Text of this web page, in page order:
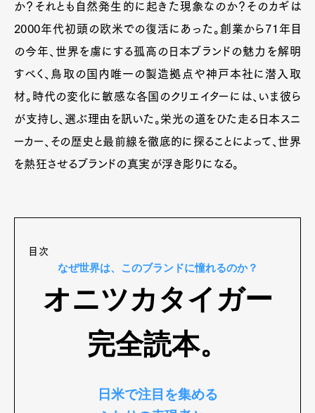
か？それとも自然発生的に起きた現象なのか？そのカギは
2000年代初頭の欧米での復活にあった。創業から71年目
の今年、世界を虜にする孤高の日本ブランドの魅力を解明
すべく、鳥取の国内唯一の製造拠点や神戸本社に潜入取
材。時代の変化に敏感な各国のクリエイターには、いま彼ら
が支持し、選ぶ理由を訊いた。栄光の道をひた走る日本スニ
ーカー、その歴史と最前線を徹底的に探ることによって、世界
を熱狂させるブランドの真実が浮き彫りになる。
目次
なぜ世界は、このブランドに憧れるのか？
オニツカタイガー
完全読本。
日米で注目を集める